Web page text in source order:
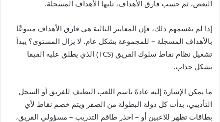
البعض، ثم حسب فارق الأهداف، تليها الأهداف المسجلة.
إذا لم يقسمهم ذلك، فإن المعايير التالية هي فارق الأهداف متبوعًا
بالأهداف المسجلة – للمجموعة بشكل عام. لا يزال المستوى؟ يبدأ
تشغيل نظام نقاط سلوك الفريق (TCS) الذي يطلق عليه الفيفا
بشكل جذاب.
ما يمكن الإشارة إليه عادةً باسم اللعب النظيف للفريق أو السجل
التأديبي، بدأت كل دولة البطولة من الصفر ويتم خصم نقاط لأي
بطاقات تظهر للاعبين أو – احذر طاقم التدريب – مسؤولي الفريق،